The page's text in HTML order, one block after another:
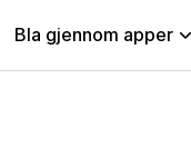
Bla gjennom apper